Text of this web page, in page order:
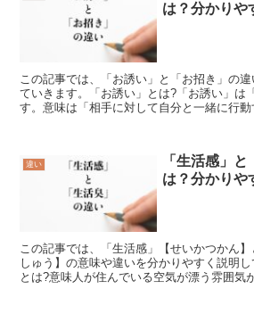
は？分かりや
この記事では、「お誘い」と「お招き」の
ていきます。「お誘い」とは?「お誘い」は
す。意味は「相手に対して自分と一緒に行動
違い
「生活感」
は？分かりや
この記事では、「生活感」【せいかつかん
しゅう】の意味や違いを分かりやすく説明し
とは?意味人が住んでいる空気が漂う雰囲気